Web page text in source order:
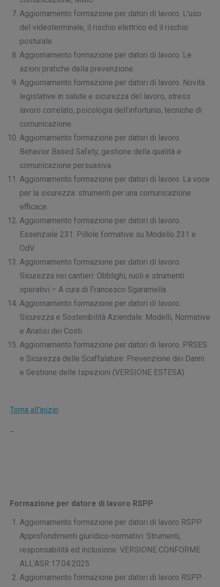
Aggiornamento formazione per datori di lavoro. L’uso
del videoterminale, il rischio elettrico ed il rischio
posturale.
Aggiornamento formazione per datori di lavoro. Le
azioni pratiche della prevenzione.
Aggiornamento formazione per datori di lavoro. Novità
legislative in salute e sicurezza del lavoro, stress
lavoro correlato, psicologia dell’infortunio, tecniche di
comunicazione.
Aggiornamento formazione per datori di lavoro.
Behavior Based Safety, gestione della qualità e
comunicazione persuasiva.
Aggiornamento formazione per datori di lavoro. La voce
per la sicurezza: strumenti per una comunicazione
efficace.
Aggiornamento formazione per datori di lavoro.
Essenziale 231: Pillole formative su Modello 231 e
OdV.
Aggiornamento formazione per datori di lavoro.
Sicurezza nei cantieri: Obblighi, ruoli e strumenti
operativi – A cura di Francesco Sgaramella
Aggiornamento formazione per datori di lavoro.
Sicurezza e Sostenibilità Aziendale: Modelli, Normative
e Analisi dei Costi
Aggiornamento formazione per datori di lavoro. PRSES
e Sicurezza delle Scaffalature: Prevenzione dei Danni
e Gestione delle Ispezioni (VERSIONE ESTESA)
Torna all’inizio
Formazione per datore di lavoro RSPP
Aggiornamento formazione per datori di lavoro RSPP.
Approfondimenti giuridico-normativi: Strumenti,
responsabilità ed inclusione. VERSIONE CONFORME
ALL’ASR 17.04.2025
Aggiornamento formazione per datori di lavoro RSPP.